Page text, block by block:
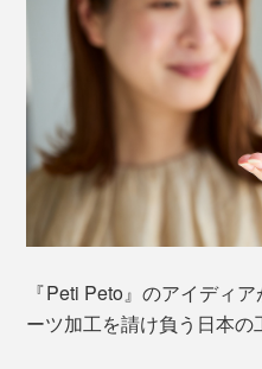
『Peti Peto』のアイディ
ーツ加工を請け負う日本の